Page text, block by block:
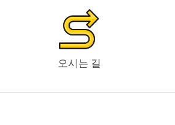
오시는 길